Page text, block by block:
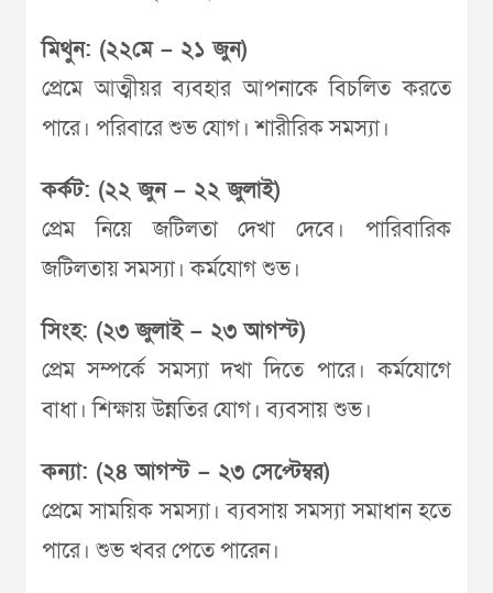
মিথুন: (২২মে – ২১ জুন)
প্রেমে আত্মীয়র ব্যবহার আপনাকে বিচলিত করতে
পারে। পরিবারে শুভ যোগ। শারীরিক সমস্যা।
কর্কট: (২২ জুন – ২২ জুলাই)
প্রেম নিয়ে জটিলতা দেখা দেবে। পারিবারিক
জটিলতায় সমস্যা। কর্মযোগ শুভ।
সিংহ: (২৩ জুলাই – ২৩ আগস্ট)
প্রেম সম্পর্কে সমস্যা দখা দিতে পারে। কর্মযোগে
বাধা। শিক্ষায় উন্নতির যোগ। ব্যবসায় শুভ।
কন্যা: (২৪ আগস্ট – ২৩ সেপ্টেম্বর)
প্রেমে সাময়িক সমস্যা। ব্যবসায় সমস্যা সমাধান হতে
পারে। শুভ খবর পেতে পারেন।